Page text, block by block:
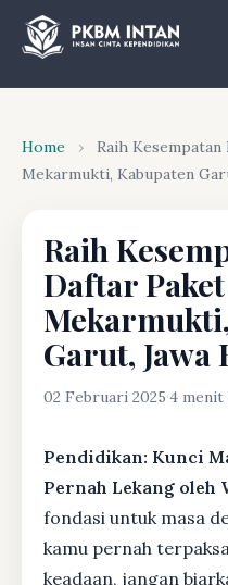
Home ›
Raih
Mekarmukti, Kabupaten
Raih
Daftar
Garut, Jawa
02 Februari 2025·4 menit
Pendidikan: Kunci
Pernah Lekang oleh
fondasi untuk masa
kamu pernah
keadaan, jangan